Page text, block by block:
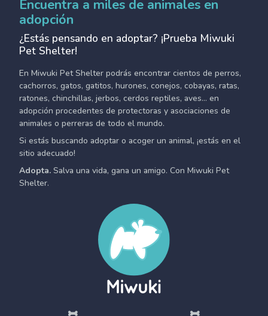
Encuentra a miles de animales en
adopción
¿Estás pensando en adoptar? ¡Prueba Miwuki
Pet Shelter!
En Miwuki Pet Shelter podrás encontrar cientos de perros,
cachorros, gatos, gatitos, hurones, conejos, cobayas, ratas,
ratones, chinchillas, jerbos, cerdos reptiles, aves... en
adopción procedentes de protectoras y asociaciones de
animales o perreras de todo el mundo.
Si estás buscando adoptar o acoger un animal, ¡estás en el
sitio adecuado!
Adopta. Salva una vida, gana un amigo. Con Miwuki Pet
Shelter.